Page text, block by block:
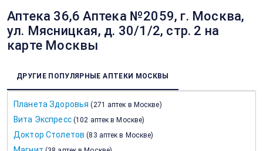
Аптека 36,6 Аптека №2059, г. Москва,
ул. Мясницкая, д. 30/1/2, стр. 2 на
карте Москвы
ДРУГИЕ ПОПУЛЯРНЫЕ АПТЕКИ МОСКВЫ
Планета Здоровья (271 аптек в Москве)
Вита Экспресс (102 аптек в Москве)
Доктор Столетов (83 аптек в Москве)